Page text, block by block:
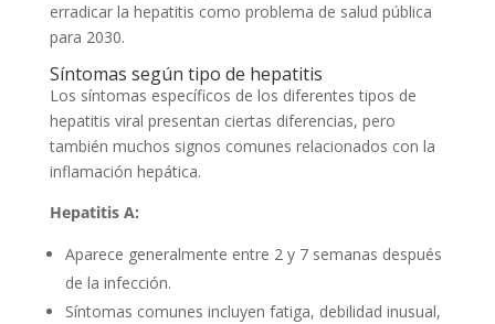
erradicar la hepatitis como problema de salud pública
para 2030.
Síntomas según tipo de hepatitis
Los síntomas específicos de los diferentes tipos de
hepatitis viral presentan ciertas diferencias, pero
también muchos signos comunes relacionados con la
inflamación hepática.
Hepatitis A:
Aparece generalmente entre 2 y 7 semanas después
de la infección.
Síntomas comunes incluyen fatiga, debilidad inusual,